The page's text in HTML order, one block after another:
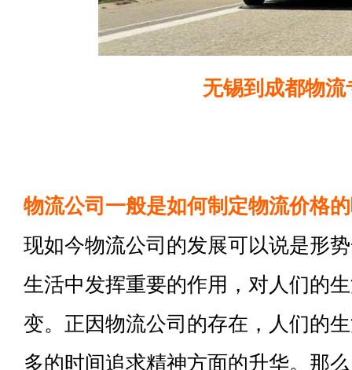
无锡到成都物流
物流公司一般是如何制定物流价格
现如今物流公司的发展可以说是形
生活中发挥重要的作用，对人们的
变。正因物流公司的存在，人们的
多的时间追求精神方面的升华。那